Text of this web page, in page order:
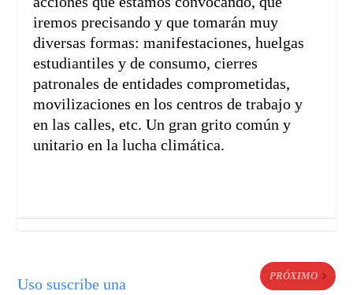
iremos precisando y que tomarán muy
diversas formas: manifestaciones, huelgas
estudiantiles y de consumo, cierres
patronales de entidades comprometidas,
movilizaciones en los centros de trabajo y
en las calles, etc. Un gran grito común y
unitario en la lucha climática.
Uso suscribe una
PRÓXIMO